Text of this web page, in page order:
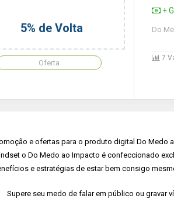
5% de Volta
Oferta
+
Do
7
e ofertas para o produto digital Do Medo
o Do Medo ao Impacto é confeccionado
e estratégias de estar bem consigo
Supere seu medo de falar em público ou gravar